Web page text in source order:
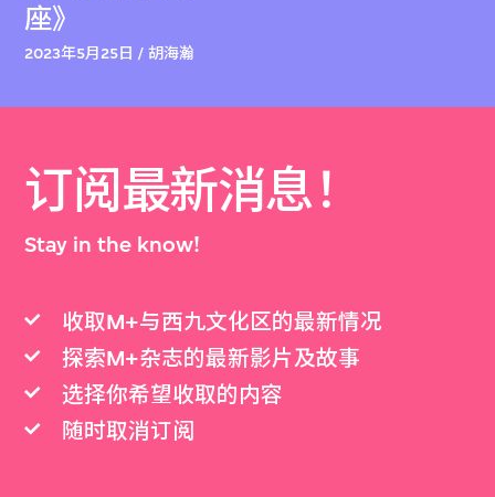
座》
2023年5月25日 / 胡海瀚
订阅最新消息！
Stay in the know!
收取M+与西九文化区的最新情况
探索M+杂志的最新影片及故事
选择你希望收取的内容
随时取消订阅